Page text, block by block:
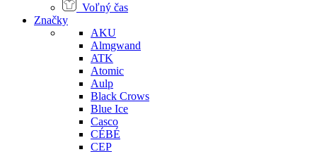
Voľný čas
Značky
AKU
Almgwand
ATK
Atomic
Aulp
Black Crows
Blue Ice
Casco
CÉBÉ
CEP